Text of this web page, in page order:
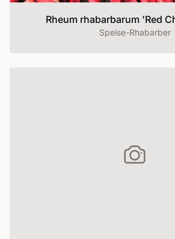
Rheum rhabarbarum 'Red
Speise-Rhabarber